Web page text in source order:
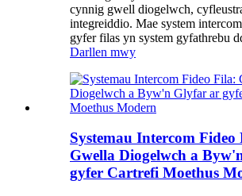
cynnig gwell diogelwch,
integreiddio. Mae system
gyfer filas yn system gyfathrebu
Darllen mwy
Systemau Intercom Fideo
Gwella Diogelwch a
gyfer Cartrefi Moethus